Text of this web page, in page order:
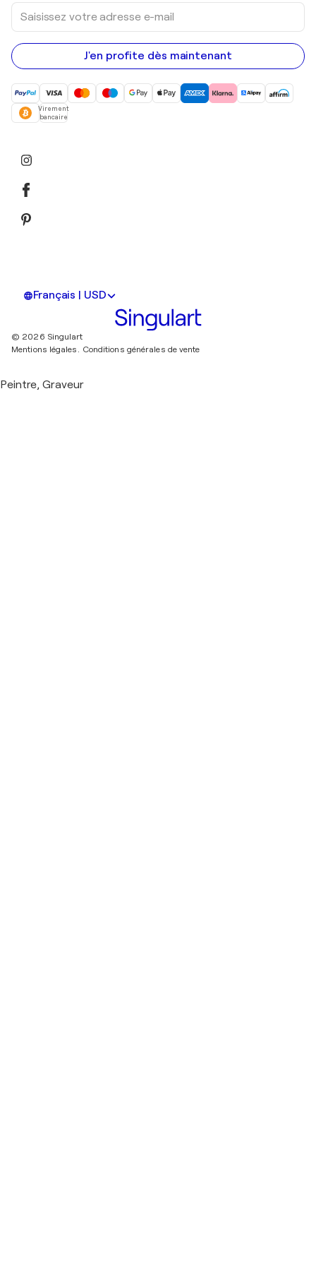
Saisissez
votre
adresse
e-
mail
J'en profite dès maintenant
Virement
bancaire
Français | USD
© 2026 Singulart
Mentions légales. Conditions générales de vente
Peintre, Graveur